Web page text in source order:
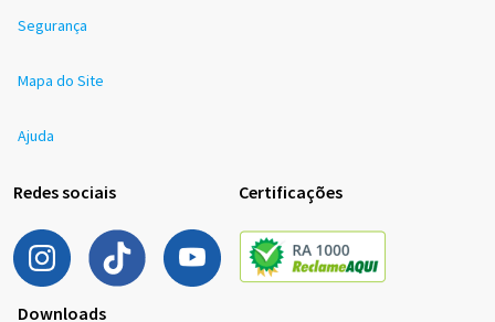
Segurança
Mapa do Site
Ajuda
Redes sociais Certificações
Downloads